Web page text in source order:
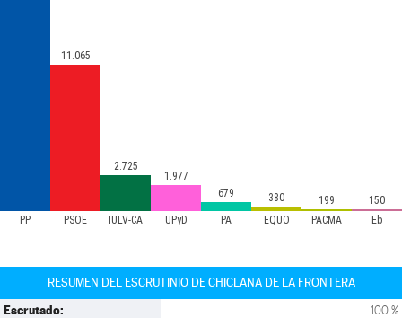
PP PSOE IULV-CA UPyD PA EQUO PACMA Eb
11.065
2.725
1.977
679
380 199 150
RESUMEN DEL ESCRUTINIO DE CHICLANA DE LA FRONTERA
Escrutado: 100 %